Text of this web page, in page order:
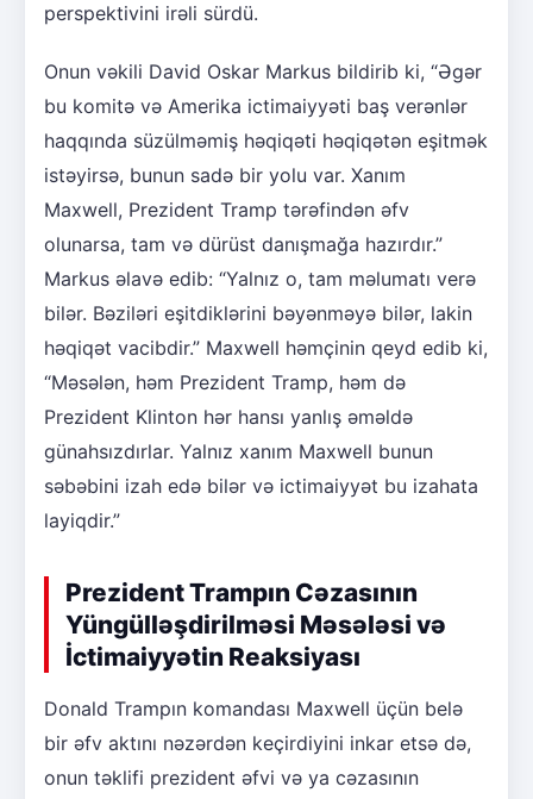
perspektivini irəli sürdü.
Onun vəkili David Oskar Markus bildirib ki, “Əgər
bu komitə və Amerika ictimaiyyəti baş verənlər
haqqında süzülməmiş həqiqəti həqiqətən eşitmək
istəyirsə, bunun sadə bir yolu var. Xanım
Maxwell, Prezident Tramp tərəfindən əfv
olunarsa, tam və dürüst danışmağa hazırdır.”
Markus əlavə edib: “Yalnız o, tam məlumatı verə
bilər. Bəziləri eşitdiklərini bəyənməyə bilər, lakin
həqiqət vacibdir.” Maxwell həmçinin qeyd edib ki,
“Məsələn, həm Prezident Tramp, həm də
Prezident Klinton hər hansı yanlış əməldə
günahsızdırlar. Yalnız xanım Maxwell bunun
səbəbini izah edə bilər və ictimaiyyət bu izahata
layiqdir.”
Prezident Trampın Cəzasının
Yüngülləşdirilməsi Məsələsi və
İctimaiyyətin Reaksiyası
Donald Trampın komandası Maxwell üçün belə
bir əfv aktını nəzərdən keçirdiyini inkar etsə də,
onun təklifi prezident əfvi və ya cəzasının